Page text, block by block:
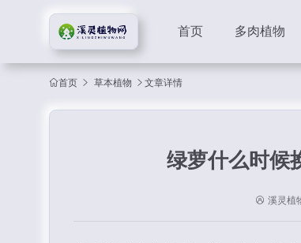
首页 多肉植物
首页 草本植物 文章详情
绿萝什么时候
溪灵植